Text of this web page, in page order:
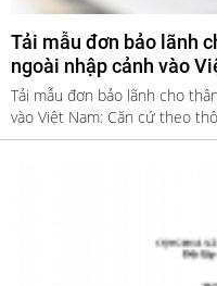
Tải mẫu đơn bảo lãnh
ngoài nhập cảnh vào
Tải mẫu đơn bảo lãnh cho
vào Việt Nam: Căn cứ theo